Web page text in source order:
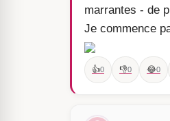
marrantes - de
Je commence
👍0 👎0 😂0